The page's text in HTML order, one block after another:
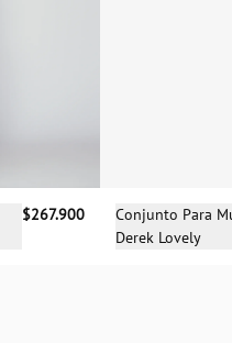
$267.900
Conjunto Para
Derek Lovely